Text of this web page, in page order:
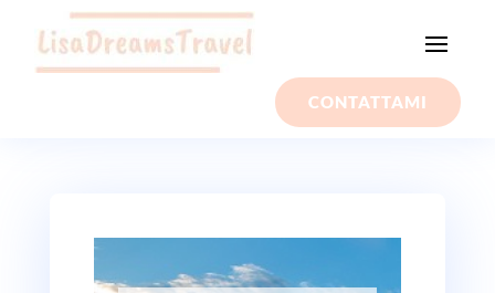
CONTATTAMI